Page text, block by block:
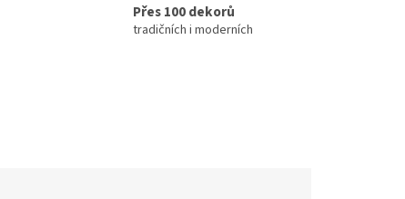
Přes 100 dekorů
tradičních i moderních